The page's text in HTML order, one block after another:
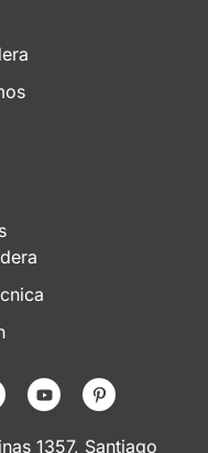
1357, Santiago